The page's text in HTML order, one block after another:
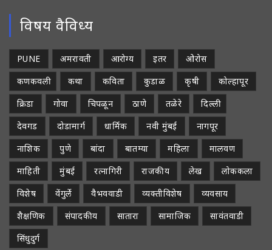
विषय वैविध्य
PUNE अमरावती आरोग्य इतर
ओरोस
कणकवली
कथा कविता कुडाळ कृषी
कोल्हापूर
क्रिडा
गोवा चिपळून ठाणे तळेरे
दिल्ली
देवगड
दोडामार्ग धार्मिक नवी मुंबई
नागपूर
नाशिक
पुणे बांदा बातम्या महिला
मालवण
माहिती
मुंबई रत्नागिरी राजकीय लेख
लोककला
विशेष
वेंगुर्ले वैभववाडी व्यक्तीविशेष
व्यवसाय
शैक्षणिक
संपादकीय सातारा सामाजिक
सावंतवाडी
सिंधुदुर्ग